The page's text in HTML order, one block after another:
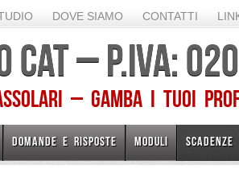
DOVE SIAMO CONTATTI
CAT – P.IVA:
– Gamba I TUOI
DOMANDE E RISPOSTE MODULI SCADENZE